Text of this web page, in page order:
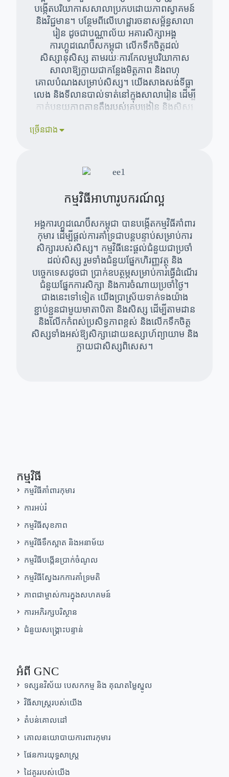
បង្កើតបរិយាកាសសាលាប្រកបដោយភាពស្វាគមន៍
និងវិជ្ជមាន។ បន្ថែមពីលើហេដ្ឋារចនាសម្ព័ន្ធសាលា
រៀន ដូចជាបណ្ណាល័យ អគារសិក្សាអង្គ
ការហ្គូដណេប៊ឺសកម្ពុជា លើកទឹកចិត្តដល់
សិស្សានុសិស្ស តាមរយៈការកែលម្អបរិយាកាស
សាលាឱ្យក្លាយជាកន្លែងមិត្តភាព និងពហុ
គោលបំណងសម្រាប់សិស្ស។ យើងសាងសង់ទីធ្លា
លេង និងទីលានបាល់ទាត់នៅក្នុងសាលារៀន ដើម្បី
កាត់បន្ថយភាពតានតឹងរបស់គ្រូបង្រៀន និងសិស្ស
ច្រើនជាង
កម្មវិធីអាហារូបករណ៍ល្អ
អង្គការហ្គូដណេប៊ឺសកម្ពុជា បានបង្កើតកម្មវិធីគាំពារ
កុមារ ដើម្បីផ្តល់ការគាំទ្រជាបន្តបន្ទាប់សម្រាប់ការ
សិក្សារបស់សិស្ស។ កម្មវិធីនេះផ្តល់ជំនួយជាប្រចាំ
ដល់សិស្ស រួមទាំងជំនួយផ្នែកហិរញ្ញវត្ថុ និង
បច្ចេកទេសដូចជា ប្រាក់ឧបត្ថម្ភសម្រាប់ការធ្វើដំណើរ
ជំនួយផ្នែកការសិក្សា និងការចំណាយប្រចាំថ្ងៃ។
ជាងនេះទៅទៀត យើងប្រាស្រ័យទាក់ទងយ៉ាង
ខ្ជាប់ខ្ជួនជាមួយមាតាបិតា និងសិស្ស ដើម្បីតាមដាន
និងលើកកំពស់ប្រសិទ្ធភាពខ្ពស់ និងលើកទឹកចិត្ត
សិស្សទាំងអស់ឱ្យសិក្សាដោយឧស្សាហ៍ព្យាយាម និង
ក្លាយជាសិស្សពិសេស។
កម្មវិធី
កម្មវិធីគាំពារកុមារ
ការអប់រំ
កម្មវិធីសុខភាព
កម្មវិធីទឹកស្អាត និងអនាម័យ
កម្មវិធីបង្កើនប្រាក់ចំណូល
កម្មវិធីស្វែងរកការគាំទ្រមតិ
ភាពជាម្ចាស់ការក្នុងសហគមន៍
ការអភិរក្សបរិស្ថាន
ជំនួយសង្គ្រោះបន្ទាន់
អំពី GNC
ទស្សនវិស័យ បេសកកម្ម និង គុណតម្លៃស្នូល
វិធីសាស្រ្តរបស់យើង
តំបន់គោលដៅ
គោលនយោបាយការពារកុមារ
ផែនការយុទ្ធសាស្ត្រ
ដៃគូររបស់យើង